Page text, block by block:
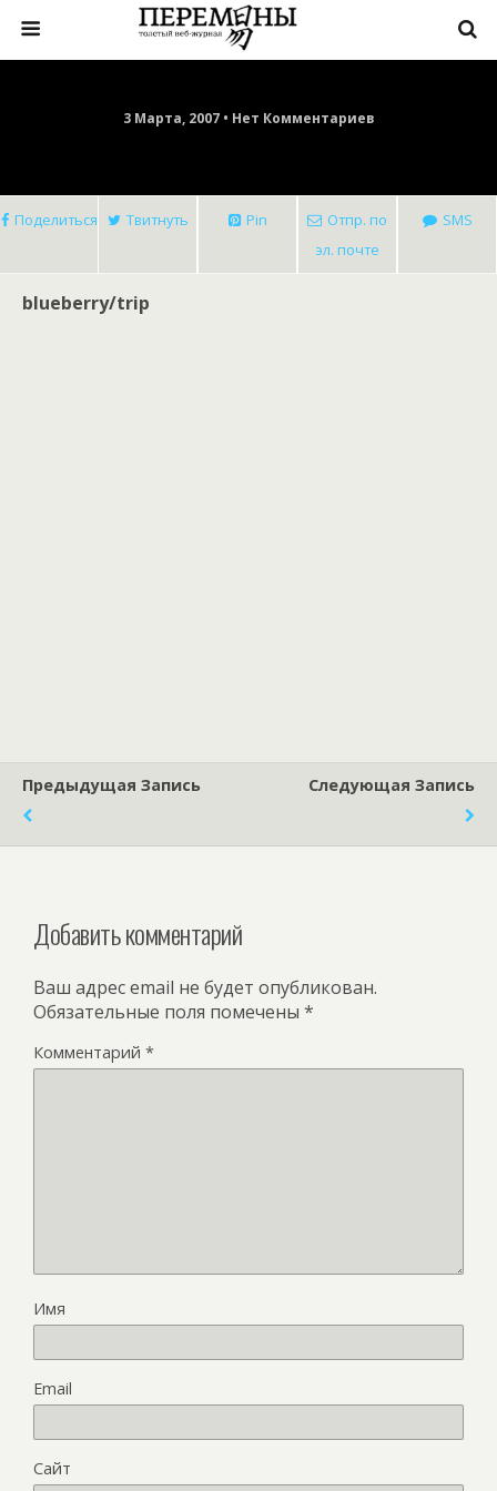
3 Марта, 2007 • Нет Комментариев
Поделиться Твитнуть Pin
Отпр. по
эл. почте
SMS
blueberry/trip
Предыдущая Запись Следующая Запись
Добавить комментарий
Ваш адрес email не будет опубликован.
Обязательные поля помечены *
Комментарий *
Имя
Email
Сайт